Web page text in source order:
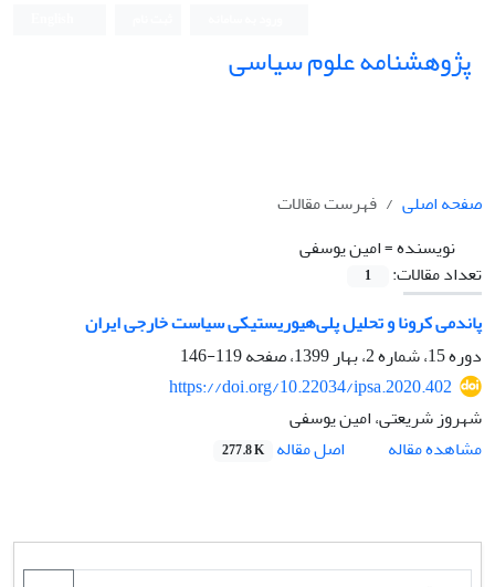
پژوهشنامه علوم سیاسی
صفحه اصلی
فهرست مقالات
نویسنده =امین یوسفی
تعداد مقالات:
1
پاندمی کرونا و تحلیل پلی‌هیوریستیکی سیاست خارجی ایران
دوره 15، شماره 2، بهار 1399، صفحه
119-146
https://doi.org/10.22034/ipsa.2020.402
شهروز شریعتی، امین یوسفی
مشاهده مقاله
اصل مقاله 277.8 K